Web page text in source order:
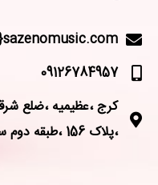
09126784957
کرج ،عظیمیه ،ضلع
،پلاک 156 ،طبقه دوم سمت راست